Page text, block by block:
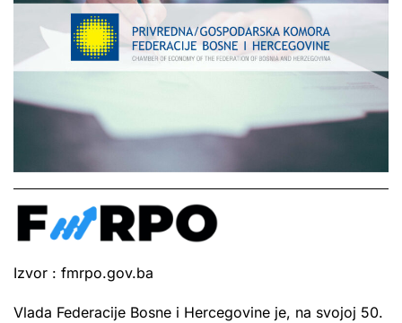
Izvor : fmrpo.gov.ba
Vlada Federacije Bosne i Hercegovine je, na svojoj 50.